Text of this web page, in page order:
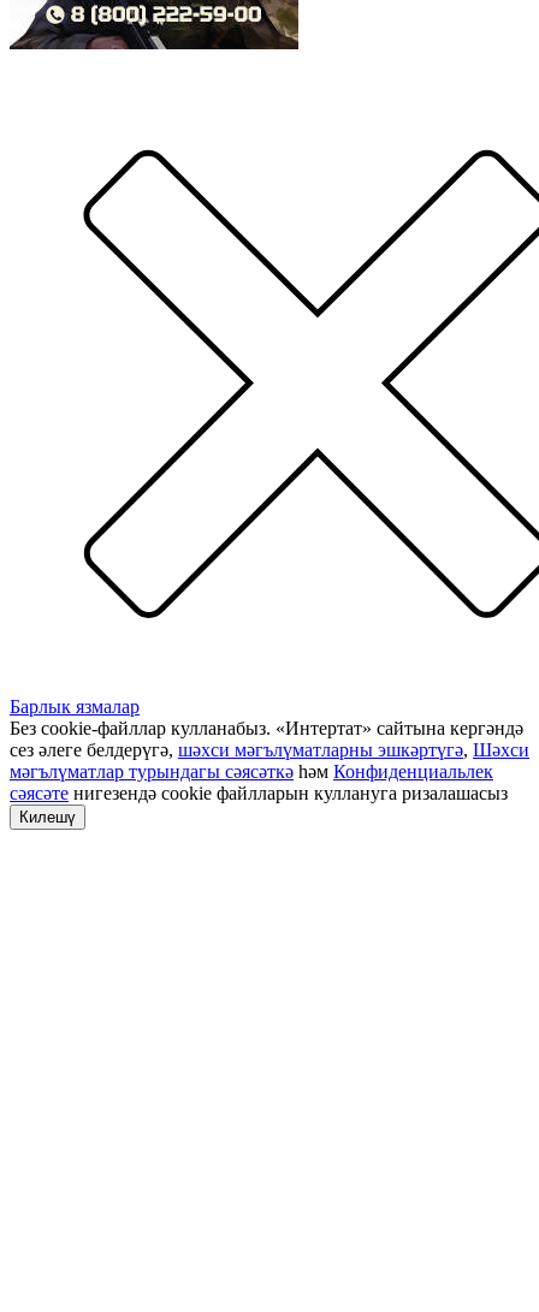
Барлык язмалар
Без cookie-файллар кулланабыз. «Интертат» сайтына кергәндә
сез әлеге белдерүгә, шәхси мәгълүматларны эшкәртүгә, Шәхси
мәгълүматлар турындагы сәясәткә һәм Конфиденциальлек
сәясәте нигезендә cookie файлларын куллануга ризалашасыз
Килешү